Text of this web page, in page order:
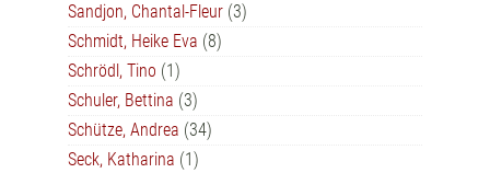
Sandjon, Chantal-Fleur (3)
Schmidt, Heike Eva (8)
Schrödl, Tino (1)
Schuler, Bettina (3)
Schütze, Andrea (34)
Seck, Katharina (1)